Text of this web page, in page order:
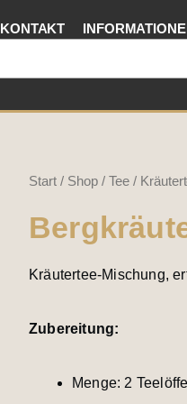
KONTAKT
Start/ Shop/Tee/
Kräutertee-Mischung,
Zubereitung:
Menge: 2 Teelöffel
Bergkräutertee